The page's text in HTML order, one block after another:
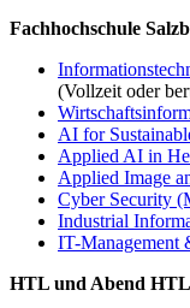
Fachhochschule
(Vollzeit oder
AI for
Applied AI in
Applied Image
Cyber Security
Industrial
IT-Management
HTL und Abend